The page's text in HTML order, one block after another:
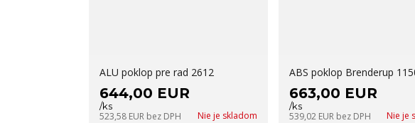
ALU poklop pre rad 2612
644,00 EUR
/ks
523,58 EUR bez DPH Nie je skladom
ABS poklop Brenderup
663,00 EUR
/ks
539,02 EUR bez DPH Nie je